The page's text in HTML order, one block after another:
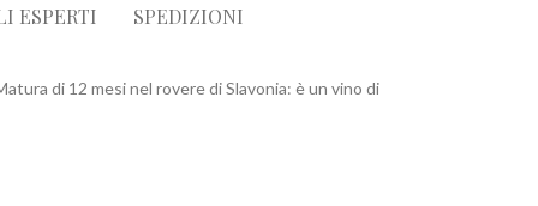
ESPERTI SPEDIZIONI
di 12 mesi nel rovere di Slavonia: è un vino di